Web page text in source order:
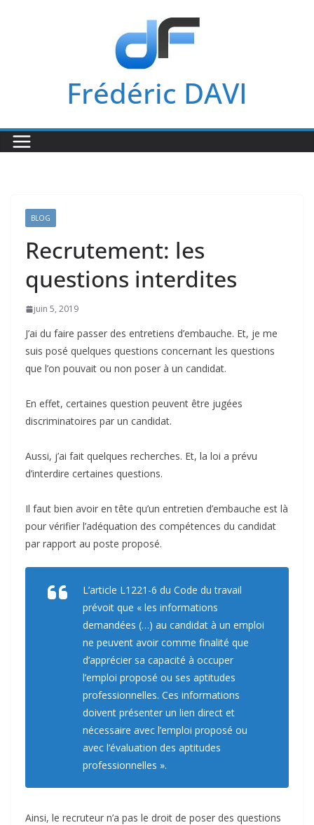
Frédéric DAVI
BLOG
Recrutement: les
questions interdites
juin 5, 2019
J’ai du faire passer des entretiens d’embauche. Et, je me
suis posé quelques questions concernant les questions
que l’on pouvait ou non poser à un candidat.
En effet, certaines question peuvent être jugées
discriminatoires par un candidat.
Aussi, j’ai fait quelques recherches. Et, la loi a prévu
d’interdire certaines questions.
Il faut bien avoir en tête qu’un entretien d’embauche est là
pour vérifier l’adéquation des compétences du candidat
par rapport au poste proposé.
L’article L1221-6 du Code du travail
prévoit que « les informations
demandées (…) au candidat à un emploi
ne peuvent avoir comme finalité que
d’apprécier sa capacité à occuper
l’emploi proposé ou ses aptitudes
professionnelles. Ces informations
doivent présenter un lien direct et
nécessaire avec l’emploi proposé ou
avec l’évaluation des aptitudes
professionnelles ».
Ainsi, le recruteur n’a pas le droit de poser des questions